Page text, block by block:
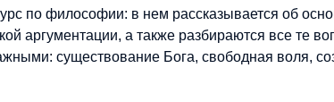
по философии: в нем рассказывается об
аргументации, а также разбираются все те
существование Бога, свободная воля,